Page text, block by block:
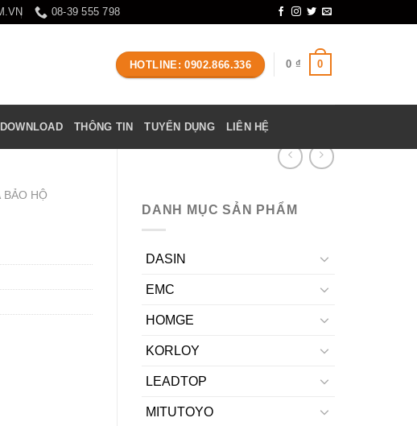
08-39 555 798
HOTLINE: 0902.866.336 0 ₫ 0
DOWNLOAD THÔNG TIN TUYỂN DỤNG LIÊN HỆ
DANH MỤC SẢN PHẨM
DASIN
EMC
HOMGE
KORLOY
LEADTOP
MITUTOYO
BẢO HỘ